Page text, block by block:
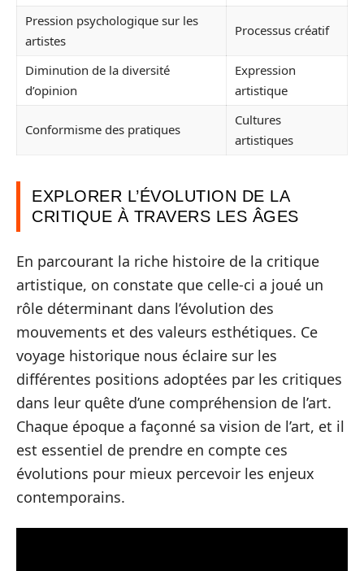
Pression psychologique sur les
artistes
Processus créatif
Diminution de la diversité
d’opinion
Expression
artistique
Conformisme des pratiques
Cultures
artistiques
EXPLORER L’ÉVOLUTION DE LA
CRITIQUE À TRAVERS LES ÂGES
En parcourant la riche histoire de la critique
artistique, on constate que celle-ci a joué un
rôle déterminant dans l’évolution des
mouvements et des valeurs esthétiques. Ce
voyage historique nous éclaire sur les
différentes positions adoptées par les critiques
dans leur quête d’une compréhension de l’art.
Chaque époque a façonné sa vision de l’art, et il
est essentiel de prendre en compte ces
évolutions pour mieux percevoir les enjeux
contemporains.